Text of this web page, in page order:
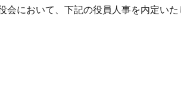
において、下記の役員人事を内定い